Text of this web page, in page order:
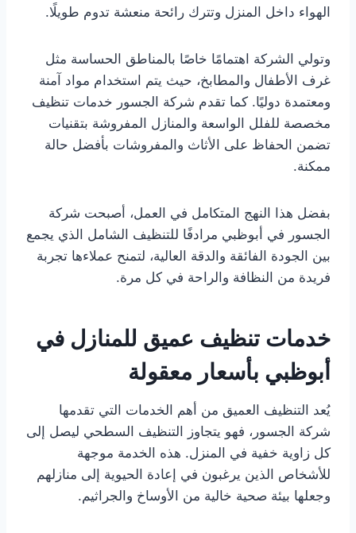
الهواء داخل المنزل وتترك رائحة منعشة تدوم طويلًا.
وتولي الشركة اهتمامًا خاصًا بالمناطق الحساسة مثل
غرف الأطفال والمطابخ، حيث يتم استخدام مواد آمنة
ومعتمدة دوليًا. كما تقدم شركة الجسور خدمات تنظيف
مخصصة للفلل الواسعة والمنازل المفروشة بتقنيات
تضمن الحفاظ على الأثاث والمفروشات بأفضل حالة
ممكنة.
بفضل هذا النهج المتكامل في العمل، أصبحت شركة
الجسور في أبوظبي مرادفًا للتنظيف الشامل الذي يجمع
بين الجودة الفائقة والدقة العالية، لتمنح عملاءها تجربة
فريدة من النظافة والراحة في كل مرة.
خدمات تنظيف عميق للمنازل في
أبوظبي بأسعار معقولة
يُعد التنظيف العميق من أهم الخدمات التي تقدمها
شركة الجسور، فهو يتجاوز التنظيف السطحي ليصل إلى
كل زاوية خفية في المنزل. هذه الخدمة موجهة
للأشخاص الذين يرغبون في إعادة الحيوية إلى منازلهم
وجعلها بيئة صحية خالية من الأوساخ والجراثيم.